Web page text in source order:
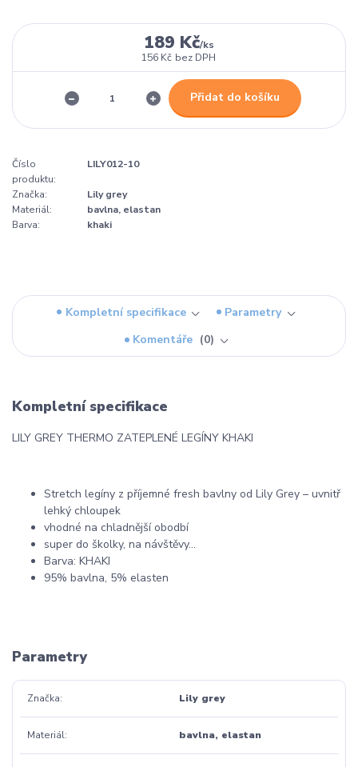
189 Kč/ks
156 Kč bez DPH
Přidat do košíku
Číslo
produktu:
LILY012-10
Značka:
Lily grey
Materiál:
bavlna, elastan
Barva:
khaki
Kompletní specifikace
Parametry
Komentáře
0
Kompletní specifikace
LILY GREY THERMO ZATEPLENÉ LEGÍNY KHAKI
Stretch legíny z příjemné fresh bavlny od Lily Grey – uvnitř
lehký chloupek
vhodné na chladnější obodbí
super do školky, na návštěvy…
Barva: KHAKI
95% bavlna, 5% elasten
Parametry
Značka Lily grey
Materiál bavlna, elastan